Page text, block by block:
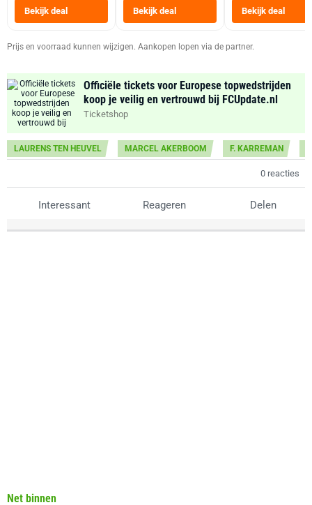
Bekijk deal Bekijk deal
Heteluchtfriteuse
Zwart
Bekijk deal
Prijs en voorraad kunnen wijzigen. Aankopen lopen via de partner.
Officiële tickets voor Europese topwedstrijden
koop je veilig en vertrouwd bij FCUpdate.nl
Ticketshop
LAURENS TEN HEUVEL MARCEL AKERBOOM F. KARREMAN
0 reacties
Interessant Reageren Delen
Net binnen